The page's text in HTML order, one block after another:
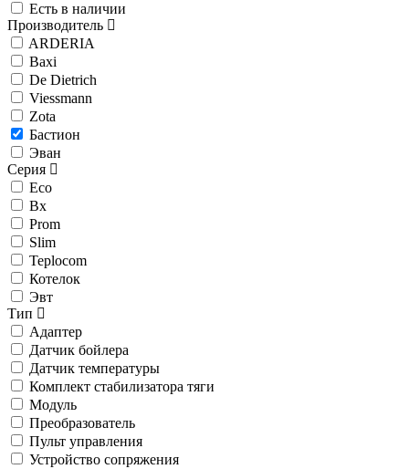
Есть в наличии
Производитель
ARDERIA
Baxi
De Dietrich
Viessmann
Zota
Бастион
Эван
Серия
Eco
Bx
Prom
Slim
Teplocom
Котелок
Эвт
Тип
Адаптер
Датчик бойлера
Датчик температуры
Комплект стабилизатора тяги
Модуль
Преобразователь
Пульт управления
Устройство сопряжения